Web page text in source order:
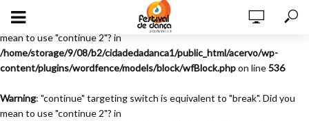
Warning
: "continue" targeting switch is equivalent to "break". Did you
mean to use "continue 2"? in
/home/storage/9/08/b2/cidadedadanca1/public_html/acervo/wp-
content/plugins/wordfence/models/block/wfBlock.phpon line536
Warning: "continue" targeting switch is equivalent to "break". Did you
mean to use "continue 2"? in